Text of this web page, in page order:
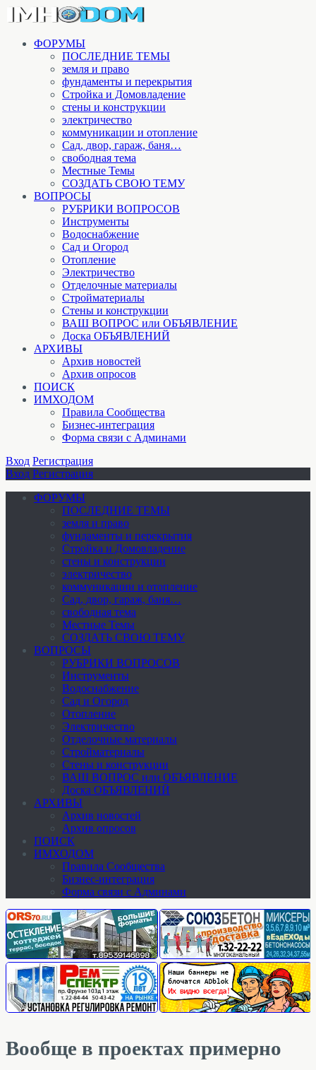
ФОРУМЫ
ПОСЛЕДНИЕ ТЕМЫ
земля и право
фундаменты и перекрытия
Стройка и Домовладение
стены и конструкции
электричество
коммуникации и отопление
Cад, двор, гараж, баня…
свободная тема
Местные Темы
СОЗДАТЬ СВОЮ ТЕМУ
ВОПРОСЫ
РУБРИКИ ВОПРОСОВ
Инструменты
Водоснабжение
Сад и Огород
Отопление
Электричество
Отделочные материалы
Стройматериалы
Стены и конструкции
ВАШ ВОПРОС или ОБЪЯВЛЕНИЕ
Доска ОБЪЯВЛЕНИЙ
АРХИВЫ
Архив новостей
Архив опросов
ПОИСК
ИМХОДОМ
Правила Сообщества
Бизнес-интеграция
Форма связи с Админами
Вход Регистрация
Вход Регистрация
ФОРУМЫ
ПОСЛЕДНИЕ ТЕМЫ
земля и право
фундаменты и перекрытия
Стройка и Домовладение
стены и конструкции
электричество
коммуникации и отопление
Cад, двор, гараж, баня…
свободная тема
Местные Темы
СОЗДАТЬ СВОЮ ТЕМУ
ВОПРОСЫ
РУБРИКИ ВОПРОСОВ
Инструменты
Водоснабжение
Сад и Огород
Отопление
Электричество
Отделочные материалы
Стройматериалы
Стены и конструкции
ВАШ ВОПРОС или ОБЪЯВЛЕНИЕ
Доска ОБЪЯВЛЕНИЙ
АРХИВЫ
Архив новостей
Архив опросов
ПОИСК
ИМХОДОМ
Правила Сообщества
Бизнес-интеграция
Форма связи с Админами
Вообще в проектах примерно